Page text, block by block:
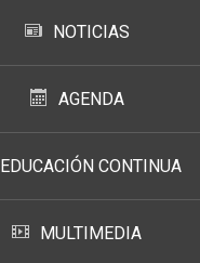
NOTICIAS
AGENDA
EDUCACIÓN CONTINUA
MULTIMEDIA